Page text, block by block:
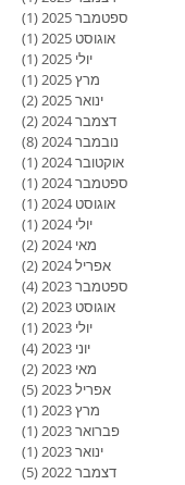
ספטמבר 2025
(1)
אוגוסט 2025
(1)
יולי 2025
(1)
מרץ 2025
(1)
ינואר 2025
(2)
דצמבר 2024
(2)
נובמבר 2024
(8)
אוקטובר 2024
(1)
ספטמבר 2024
(1)
אוגוסט 2024
(1)
יולי 2024
(1)
מאי 2024
(2)
אפריל 2024
(2)
ספטמבר 2023
(4)
אוגוסט 2023
(2)
יולי 2023
(1)
יוני 2023
(4)
מאי 2023
(2)
אפריל 2023
(5)
מרץ 2023
(1)
פברואר 2023
(1)
ינואר 2023
(1)
דצמבר 2022
(5)